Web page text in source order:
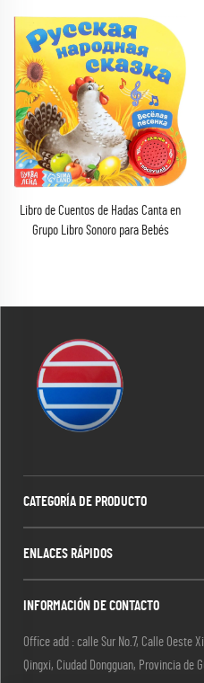
Libro de Cuentos de Hadas Canta en
Grupo Libro Sonoro para Bebés
CATEGORÍA DE PRODUCTO
ENLACES RÁPIDOS
INFORMACIÓN DE CONTACTO
Office add : calle Sur No.7, Calle Oeste
Qingxi, Ciudad Dongguan, Provincia de